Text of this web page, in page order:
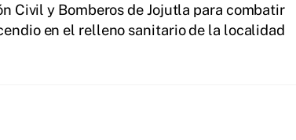
Civil y Bomberos de Jojutla para combatir
en el relleno sanitario de la localidad